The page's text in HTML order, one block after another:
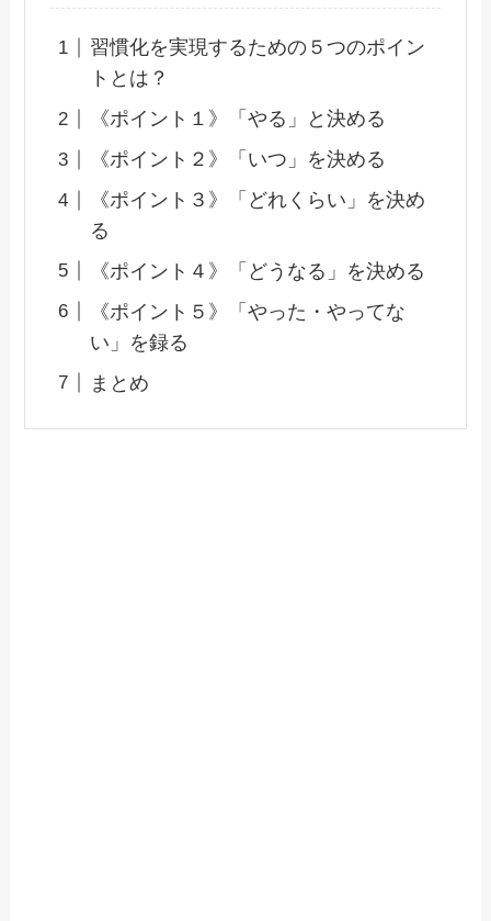
習慣化を実現するための５つのポイン
トとは？
《ポイント１》「やる」と決める
《ポイント２》「いつ」を決める
《ポイント３》「どれくらい」を決め
る
《ポイント４》「どうなる」を決める
《ポイント５》「やった・やってな
い」を録る
まとめ